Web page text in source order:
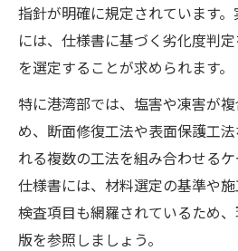
指針が明確に規定されています
には、仕様書に基づく劣化度判
を選定することが求められます。
特に港湾部では、塩害や凍害が
め、断面修復工法や表面保護工
れる複数の工法を組み合わせるケ
仕様書には、材料選定の基準や
検査項目も網羅されているため
版を参照しましょう。